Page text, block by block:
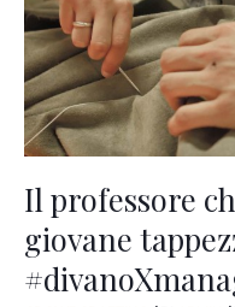
Il professore
giovane
giovane
tappezziere:
visto
a
#divanoXmanagua
sessione
5.